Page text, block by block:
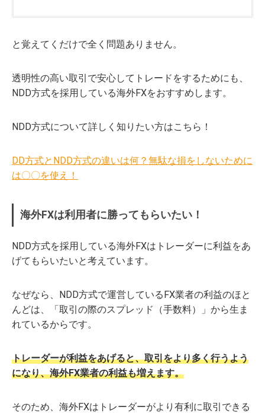
と覚えてくだけで全く問題ありません。
透明性の高い取引で安心してトレードをするためにも、
NDD方式を採用している海外FXをおすすめします。
NDD方式について詳しく知りたい方はこちら！
DD方式とNDD方式の違いは何？無駄な損をしないために
は〇〇を使え！
海外FXは利用者に勝ってもらいたい！
NDD方式を採用している海外FXはトレーダーに利益をあ
げてもらいたいと考えています。
なぜなら、NDD方式で運営しているFX業者の利益のほと
んどは、「取引の際のスプレッド（手数料）」から生ま
れているからです。
トレーダーが利益をあげると、取引をより多く行うよう
になり、海外FX業者の利益も増えます。
そのため、海外FXはトレーダーがより有利に取引できる